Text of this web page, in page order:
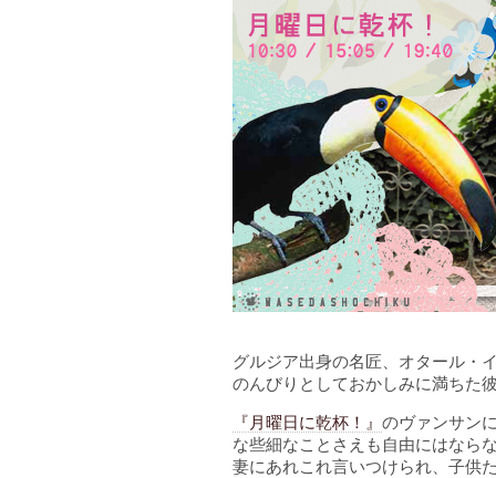
グルジア出身の名匠、オタール・
のんびりとしておかしみに満ちた
『月曜日に乾杯！』 のヴァンサン
な些細なことさえも自由にはなら
妻にあれこれ言いつけられ、子供